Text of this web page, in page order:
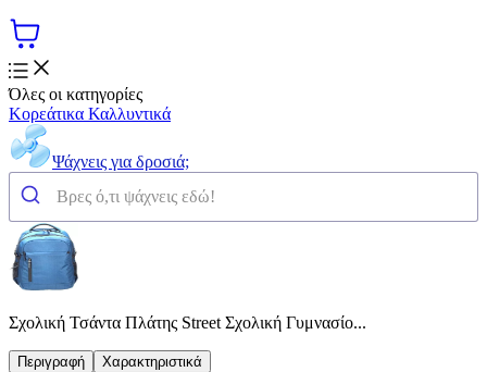
Όλες οι κατηγορίες
Κορεάτικα Καλλυντικά
Ψάχνεις για δροσιά;
Σχολική Τσάντα Πλάτης Street Σχολική Γυμνασίο...
Περιγραφή Χαρακτηριστικά